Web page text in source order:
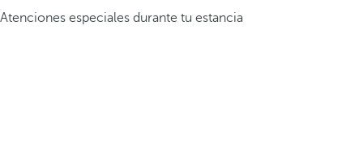
Atenciones especiales durante tu estancia